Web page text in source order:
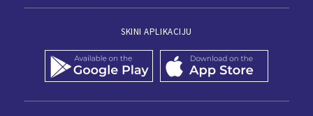
SKINI APLIKACIJU